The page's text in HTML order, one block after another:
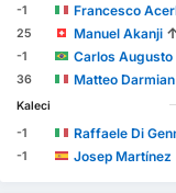
-1 Francesco
25 Manuel Akanji
-1 Carlos Augusto
36 Matteo Darmian
Kaleci
-1
Raffaele Di
-1
Josep Martínez